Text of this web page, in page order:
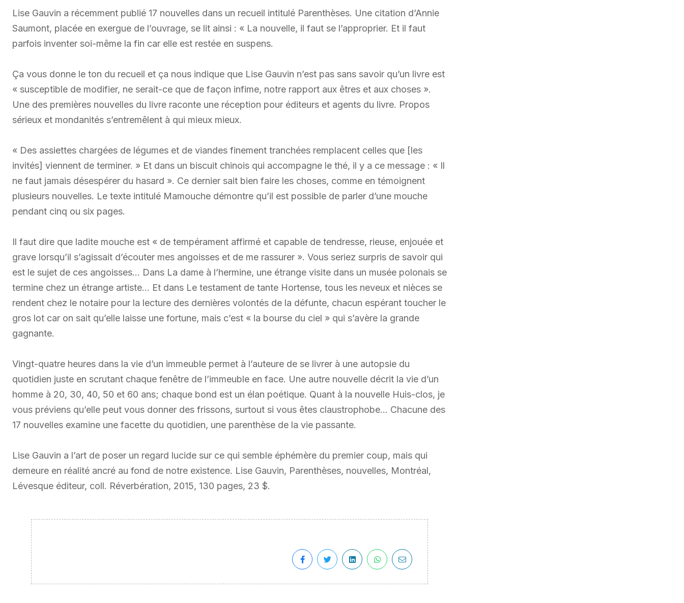
Lise Gauvin a récemment publié 17 nouvelles dans un recueil intitulé Parenthèses. Une citation d’Annie
Saumont, placée en exergue de l’ouvrage, se lit ainsi : « La nouvelle, il faut se l’approprier. Et il faut
parfois inventer soi-même la fin car elle est restée en suspens.
Ça vous donne le ton du recueil et ça nous indique que Lise Gauvin n’est pas sans savoir qu’un livre est
« susceptible de modifier, ne serait-ce que de façon infime, notre rapport aux êtres et aux choses ».
Une des premières nouvelles du livre raconte une réception pour éditeurs et agents du livre. Propos
sérieux et mondanités s’entremêlent à qui mieux mieux.
« Des assiettes chargées de légumes et de viandes finement tranchées remplacent celles que [les
invités] viennent de terminer. » Et dans un biscuit chinois qui accompagne le thé, il y a ce message : « Il
ne faut jamais désespérer du hasard ». Ce dernier sait bien faire les choses, comme en témoignent
plusieurs nouvelles. Le texte intitulé Mamouche démontre qu’il est possible de parler d’une mouche
pendant cinq ou six pages.
Il faut dire que ladite mouche est « de tempérament affirmé et capable de tendresse, rieuse, enjouée et
grave lorsqu’il s’agissait d’écouter mes angoisses et de me rassurer ». Vous seriez surpris de savoir qui
est le sujet de ces angoisses… Dans La dame à l’hermine, une étrange visite dans un musée polonais se
termine chez un étrange artiste… Et dans Le testament de tante Hortense, tous les neveux et nièces se
rendent chez le notaire pour la lecture des dernières volontés de la défunte, chacun espérant toucher le
gros lot car on sait qu’elle laisse une fortune, mais c’est « la bourse du ciel » qui s’avère la grande
gagnante.
Vingt-quatre heures dans la vie d’un immeuble permet à l’auteure de se livrer à une autopsie du
quotidien juste en scrutant chaque fenêtre de l’immeuble en face. Une autre nouvelle décrit la vie d’un
homme à 20, 30, 40, 50 et 60 ans; chaque bond est un élan poétique. Quant à la nouvelle Huis-clos, je
vous préviens qu’elle peut vous donner des frissons, surtout si vous êtes claustrophobe… Chacune des
17 nouvelles examine une facette du quotidien, une parenthèse de la vie passante.
Lise Gauvin a l’art de poser un regard lucide sur ce qui semble éphémère du premier coup, mais qui
demeure en réalité ancré au fond de notre existence. Lise Gauvin, Parenthèses, nouvelles, Montréal,
Lévesque éditeur, coll. Réverbération, 2015, 130 pages, 23 $.